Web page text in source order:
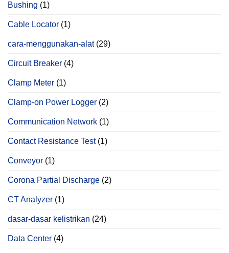
Bushing (1)
Cable Locator (1)
cara-menggunakan-alat(29)
Circuit Breaker (4)
Clamp Meter (1)
Clamp-on Power Logger (2)
Communication Network (1)
Contact Resistance Test(1)
Conveyor (1)
Corona Partial Discharge (2)
CT Analyzer (1)
dasar-dasar kelistrikan (24)
Data Center (4)